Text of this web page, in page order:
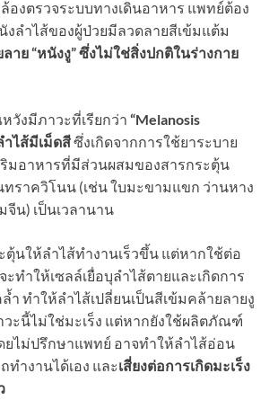
องตรวจระบบทางเดินอาหาร แพทย์ต้อง
งลำไส้ของผู้ป่วยมีลวดลายสีเข้มแต้ม
าย “หนังงู”ซึ่งไม่ใช่สิ่งปกติในร่างกาย
วังมีภาวะที่เรียกว่า “Melanosis
ไส้มีเม็ดสีซึ่งเกิดจากการใช้ยาระบาย
มอาหารที่มีส่วนผสมของสารกระตุ้น
ราควิโนน (เช่น ใบมะขามแขก ว่านหาง
จีน) เป็นเวลานาน
ตุ้นให้ลำไส้ทำงานเร็วขึ้น แต่หากใช้ต่อ
ะทำให้เซลล์เยื่อบุลำไส้ตายและเกิดการ
ำ ทำให้ลำไส้เปลี่ยนเป็นสีเข้มคล้ายลายงู
วะนี้ไม่ใช่มะเร็ง แต่หากยังใช้ผลิตภัณฑ์
ยไม่ปรึกษาแพทย์ อาจทำให้ลำไส้อ่อน
ทำงานได้เอง และเสี่ยงต่อการเกิดมะเร็ง